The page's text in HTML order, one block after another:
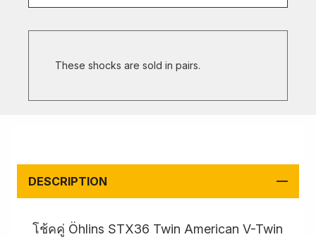
These shocks are sold in pairs.
DESCRIPTION
โช้คคู่ Öhlins STX36 Twin American V-Twin